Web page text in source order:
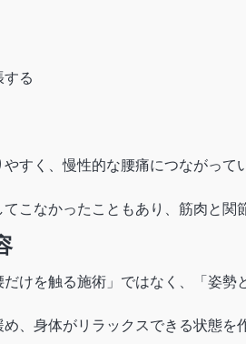
する
すく、慢性的な腰痛につながって
こなかったこともあり、筋肉と関
だけを触る施術」ではなく、「姿
め、身体がリラックスできる状態